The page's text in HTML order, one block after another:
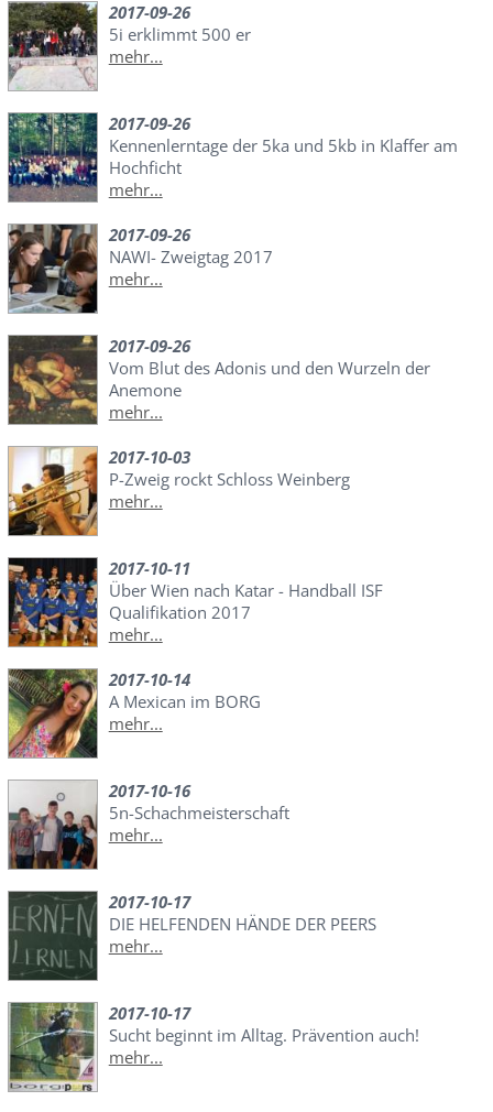
2017-09-26
5i erklimmt 500 er
mehr...
2017-09-26
Kennenlerntage der 5ka und 5kb in Klaffer am
Hochficht
mehr...
2017-09-26
NAWI- Zweigtag 2017
mehr...
2017-09-26
Vom Blut des Adonis und den Wurzeln der
Anemone
mehr...
2017-10-03
P-Zweig rockt Schloss Weinberg
mehr...
2017-10-11
Über Wien nach Katar - Handball ISF
Qualifikation 2017
mehr...
2017-10-14
A Mexican im BORG
mehr...
2017-10-16
5n-Schachmeisterschaft
mehr...
2017-10-17
DIE HELFENDEN HÄNDE DER PEERS
mehr...
2017-10-17
Sucht beginnt im Alltag. Prävention auch!
mehr...